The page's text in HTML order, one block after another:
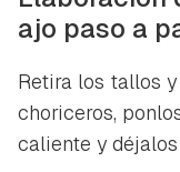
ajo paso a
Retira los tallos
choriceros,
caliente y